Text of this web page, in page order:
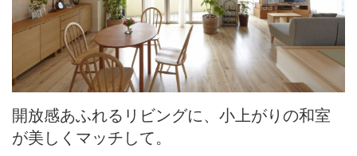
開放感あふれるリビングに、小上がりの和室
が美しくマッチして。